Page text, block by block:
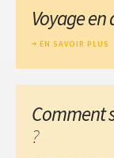
Voyage en
EN SAVOIR PLUS
Comment
?